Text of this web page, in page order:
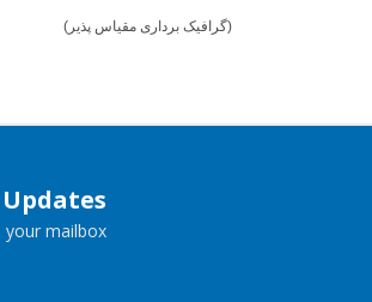
(گرافیک برداری مقیاس پذیر)
mailbox.